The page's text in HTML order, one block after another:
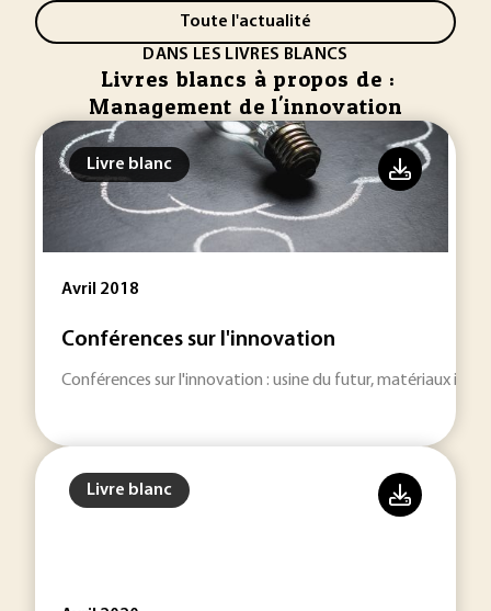
Toute l'actualité
DANS LES LIVRES BLANCS
Livres blancs à propos de :
Management de l'innovation
Livre blanc
Avril 2018
Conférences sur l'innovation
Conférences sur l'innovation : usine du futur, matériaux
Livre blanc